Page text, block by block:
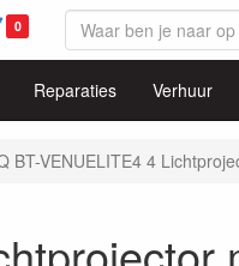
0
Reparaties Verhuur
BT-VENUELITE4 4